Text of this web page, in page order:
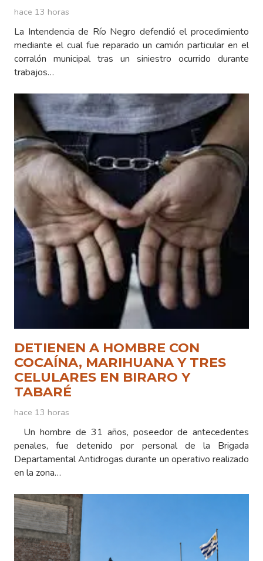
hace 13 horas
La Intendencia de Río Negro defendió el procedimiento
mediante el cual fue reparado un camión particular en el
corralón municipal tras un siniestro ocurrido durante
trabajos…
DETIENEN A HOMBRE CON
COCAÍNA, MARIHUANA Y TRES
CELULARES EN BIRARO Y
TABARÉ
hace 13 horas
Un hombre de 31 años, poseedor de antecedentes
penales, fue detenido por personal de la Brigada
Departamental Antidrogas durante un operativo realizado
en la zona…